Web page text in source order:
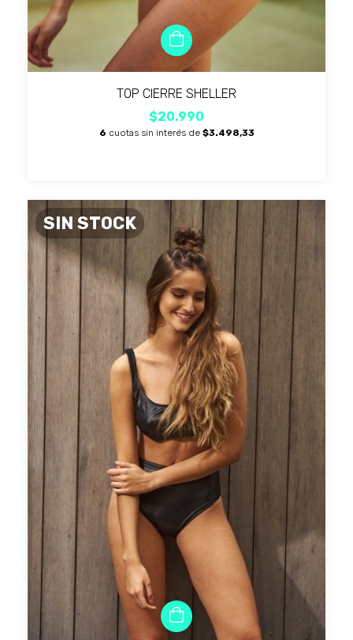
TOP CIERRE SHELLER
$20.990
6 cuotas sin interés de $3.498,33
SIN STOCK